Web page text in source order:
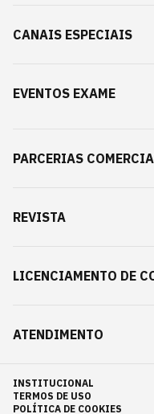
CANAIS ESPECIAIS
EVENTOS EXAME
PARCERIAS
REVISTA
LICENCIAMENTO DE
ATENDIMENTO
INSTITUCIONAL
TERMOS DE USO
POLÍTICA DE COOKIES